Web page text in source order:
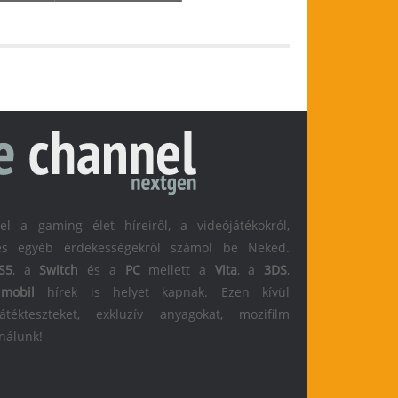
a gaming élet híreiről, a videójátékokról,
egyéb érdekességekről számol be Neked.
, a Switch és a PCmellett a Vita, a 3DS,
mobil hírek is helyet kapnak. Ezen kívül
exkluzív anyagokat, mozifilm